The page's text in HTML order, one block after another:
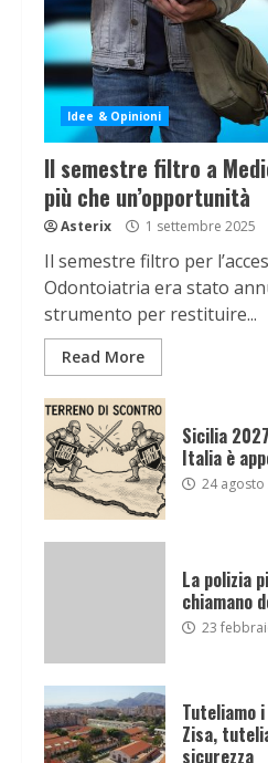
Idee & Opinioni
Il semestre filtro a
più che un’opportunità
Asterix 1 settembre 2025
Il semestre filtro per
Odontoiatria era stato
strumento per restituire...
Read More
Sicilia
Italia è
24 agosto
La polizia
chiamano
23
Tuteliamo
Zisa,
sicurezza